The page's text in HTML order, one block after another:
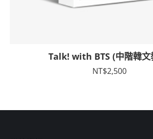
Talk! with BTS (中階韓文
NT$2,500